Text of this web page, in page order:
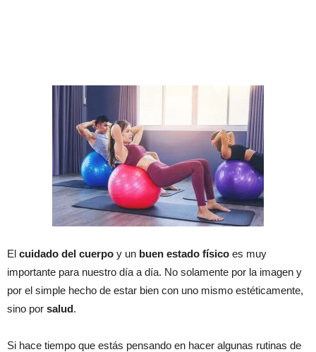
El cuidado del cuerpo y un buen estado físico es muy
importante para nuestro día a día. No solamente por la imagen y
por el simple hecho de estar bien con uno mismo estéticamente,
sino por salud.
Si hace tiempo que estás pensando en hacer algunas rutinas de